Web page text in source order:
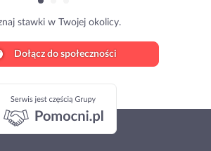
stawki w Twojej okolicy.
Dołącz do społeczności